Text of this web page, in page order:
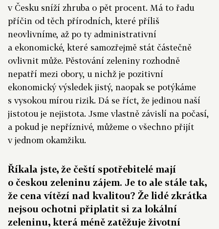
v Česku sníží zhruba o pět procent. Má to řadu
příčin od těch přírodních, které příliš
neovlivníme, až po ty administrativní
a ekonomické, které samozřejmě stát částečně
ovlivnit může. Pěstování zeleniny rozhodně
nepatří mezi obory, u nichž je pozitivní
ekonomický výsledek jistý, naopak se potýkáme
s vysokou mírou rizik. Dá se říct, že jedinou naší
jistotou je nejistota. Jsme vlastně závislí na počasí,
a pokud je nepříznivé, můžeme o všechno přijít
v jednom okamžiku.
Říkala jste, že čeští spotřebitelé mají
o českou zeleninu zájem. Je to ale stále tak,
že cena vítězí nad kvalitou? Že lidé zkrátka
nejsou ochotni připlatit si za lokální
zeleninu, která méně zatěžuje životní